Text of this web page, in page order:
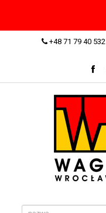
+48 71 79 40 532